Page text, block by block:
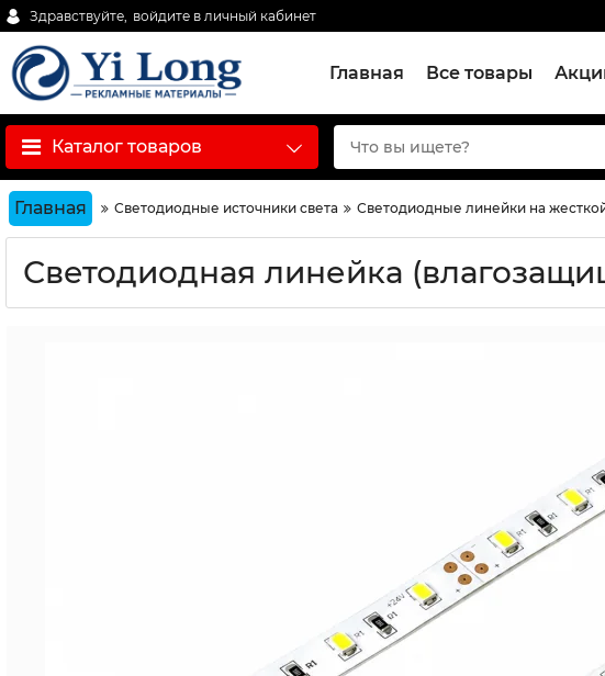
Здравствуйте, войдите в личный кабинет
Главная Все товары
Каталог товаров
Главная Светодиодные источники света Светодиодные линейки на
Светодиодная линейка